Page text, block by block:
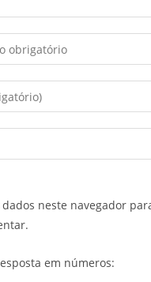
neste navegador
em números: